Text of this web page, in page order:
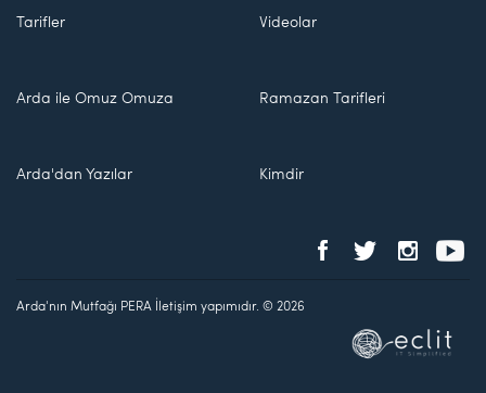
Tarifler Videolar
Arda ile Omuz Omuza Ramazan Tarifleri
Arda'dan Yazılar Kimdir
Arda'nın Mutfağı PERA İletişim yapımıdır. © 2026